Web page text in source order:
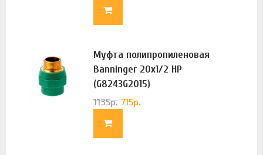
Муфта полипропиленовая
Banninger 20х1/2 НР
(G8243G2015)
1135р. 715р.